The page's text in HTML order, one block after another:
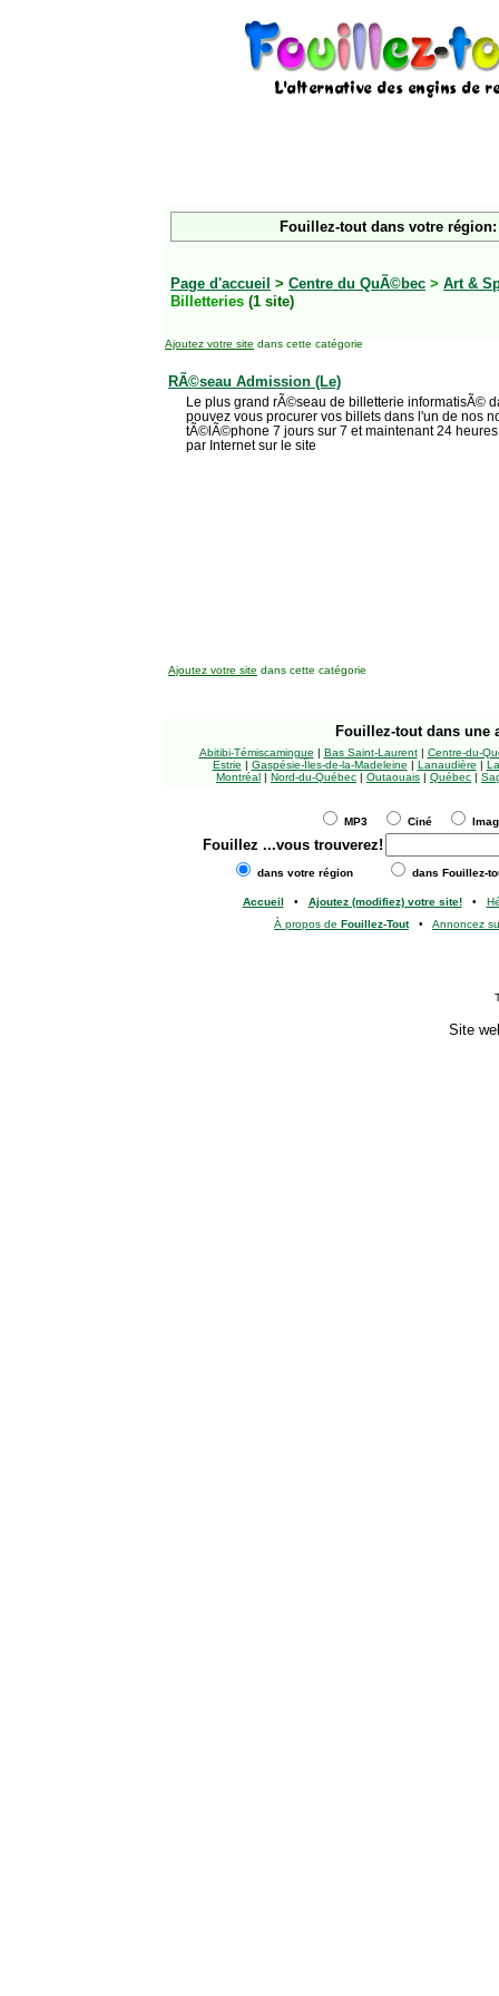
Fouillez-tout dans votre région:
Page d'accueil > Centre du QuÃ©bec > Art &
Billetteries (1 site)
Ajoutez votre site dans cette catégorie
RÃ©seau Admission (Le)
Le plus grand rÃ©seau de billetterie informatisÃ©
pouvez vous procurer vos billets dans l'un de nos
tÃ©lÃ©phone 7 jours sur 7 et maintenant 24
par Internet sur le site
Ajoutez votre site dans cette catégorie
Fouillez-tout dans une
Abitibi-Témiscamingue | Bas Saint-Laurent| Centre-du-
Estrie | Gaspésie-Îles-de-la-Madeleine | Lanaudière |
Montréal | Nord-du-Québec | Outaouais | Québec |
MP3 Ciné
Fouillez ...vous trouverez!
dans votre région dans Fouillez-
Accueil • Ajoutez (modifiez) votre site!•
À propos de Fouillez-Tout• Annoncez
Site